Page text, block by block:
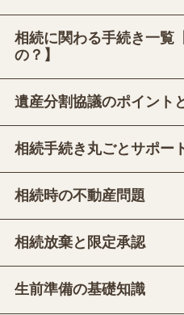
相続に関わる手続き一覧
の？】
遺産分割協議のポイント
相続手続き丸ごとサポー
相続時の不動産問題
相続放棄と限定承認
生前準備の基礎知識